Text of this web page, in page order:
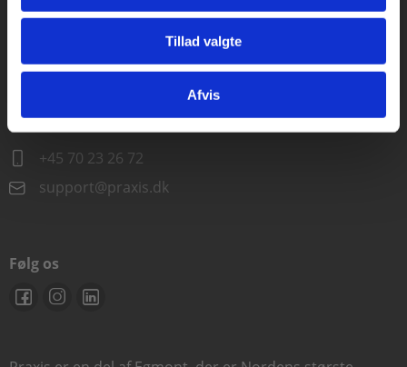
Tillad valgte
Afvis
Alle hverdage 8.00-15.00
+45 70 23 26 72
support@praxis.dk
Følg os
Gå til praxisOnline